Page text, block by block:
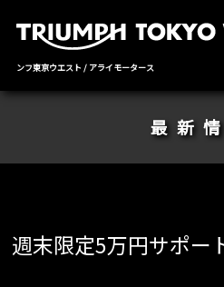
ンフ東京ウエスト / アライモータース
最新
週末限定5万円サポー